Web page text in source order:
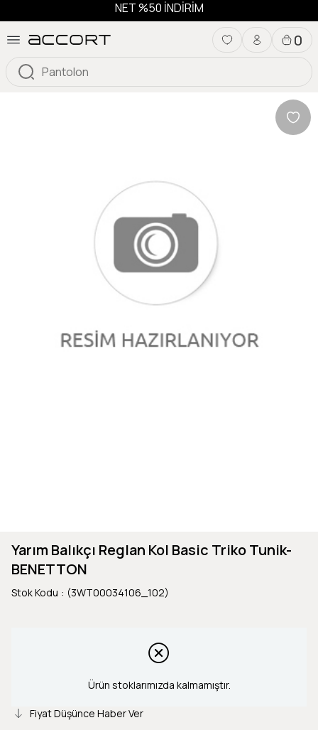
NET %50 İNDİRİM
0
Yarım Balıkçı Reglan Kol Basic Triko Tunik-
BENETTON
Stok Kodu (3WT00034106_102)
Ürün stoklarımızda kalmamıştır.
Fiyat Düşünce Haber Ver